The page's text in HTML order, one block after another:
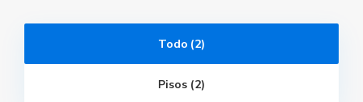
Todo (2)
Pisos (2)
a
a